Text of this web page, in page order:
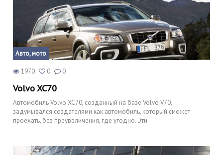
Авто, мото
1970 0 0
Volvo XC70
Автомобиль Volvo XC70, созданный на базе Volvo V70,
задумывался создателями как автомобиль, который сможет
проехать, без преувеличения, где угодно. Эти